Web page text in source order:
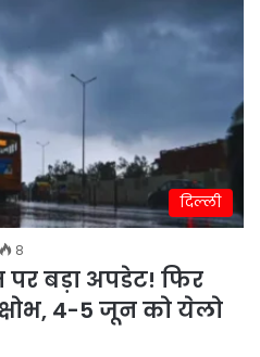
दिल्ली
8
पर बड़ा अपडेट! फिर
4-5 जून को येलो